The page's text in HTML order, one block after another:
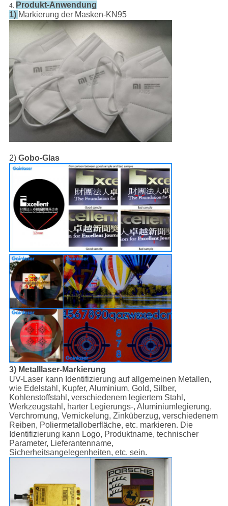
4. Produkt-Anwendung
1) Markierung der Masken-KN95
2) Gobo-Glas
3) Metalllaser-Markierung
UV-Laser kann Identifizierung auf allgemeinen Metallen,
wie Edelstahl, Kupfer, Aluminium, Gold, Silber,
Kohlenstoffstahl, verschiedenem legiertem Stahl,
Werkzeugstahl, harter Legierungs-, Aluminiumlegierung,
Verchromung, Vernickelung, Zinküberzug, verschiedenem
Reiben, Poliermetalloberfläche, etc. markieren. Die
Identifizierung kann Logo, Produktname, technischer
Parameter, Lieferantenname,
Sicherheitsangelegenheiten, etc. sein.